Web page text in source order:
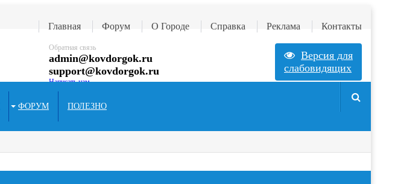
Обратная связь
admin@kovdorgok.ru
support@kovdorgok.ru
Написать нам
Версия для
слабовидящих
Главная Форум О Городе Справка Реклама Контакты
ФОРУМ ПОЛЕЗНО